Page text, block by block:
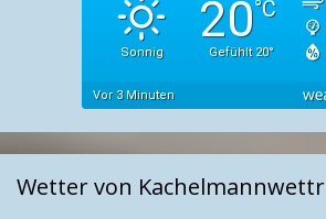
Wetter von Kachelmannwettr